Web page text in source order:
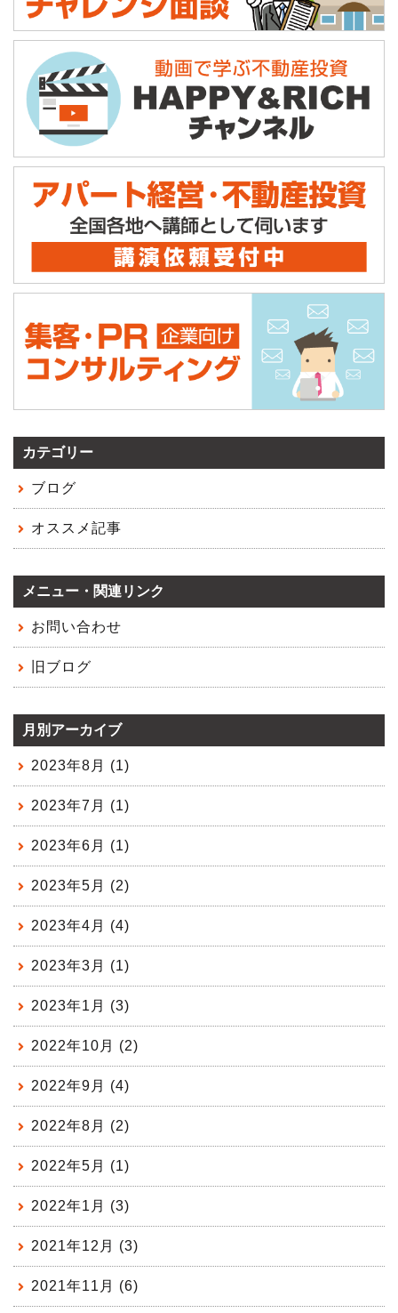
カテゴリー
ブログ
オススメ記事
メニュー・関連リンク
お問い合わせ
旧ブログ
月別アーカイブ
2023年8月 (1)
2023年7月 (1)
2023年6月 (1)
2023年5月 (2)
2023年4月 (4)
2023年3月 (1)
2023年1月 (3)
2022年10月 (2)
2022年9月 (4)
2022年8月 (2)
2022年5月 (1)
2022年1月 (3)
2021年12月 (3)
2021年11月 (6)